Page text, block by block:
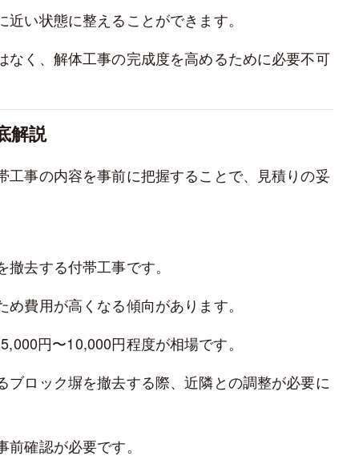
い状態に整えることができます。
く、解体工事の完成度を高めるために必要不可
解説
事の内容を事前に把握することで、見積りの妥
去する付帯工事です。
費用が高くなる傾向があります。
円〜10,000円程度が相場です。
ロック塀を撤去する際、近隣との調整が必要に
確認が必要です。